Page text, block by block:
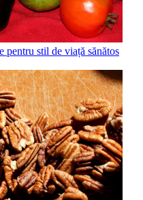
pentru stil de viață sănătos